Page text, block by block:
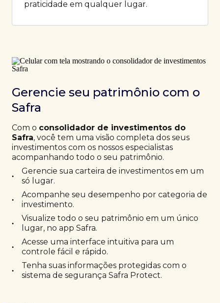
praticidade em qualquer lugar.
Gerencie seu patrimônio com o
Safra
Com o consolidador de investimentos do
Safra, você tem uma visão completa dos seus
investimentos com os nossos especialistas
acompanhando todo o seu patrimônio.
•
Gerencie sua carteira de investimentos em um
só lugar.
•
Acompanhe seu desempenho por categoria de
investimento.
•
Visualize todo o seu patrimônio em um único
lugar, no app Safra.
•
Acesse uma interface intuitiva para um
controle fácil e rápido.
•
Tenha suas informações protegidas com o
sistema de segurança Safra Protect.